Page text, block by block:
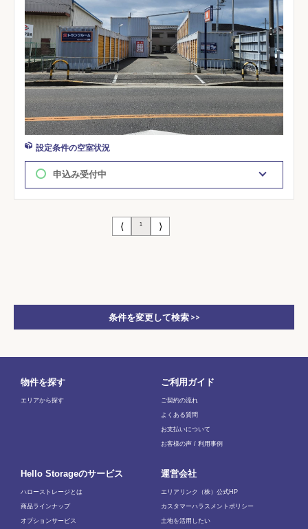
設定条件の空室状況
申込み受付中
⟨ 1 ⟩
条件を変更して検索 >>
物件を探す
エリアから探す
ご利用ガイド
ご契約の流れ
よくある質問
お支払いについて
お客様の声 / 利用事例
Hello Storageのサービス
ハローストレージとは
商品ラインナップ
オプションサービス
運営会社
エリアリンク（株）公式HP
カスタマーハラスメントポリシー
土地を活用したい